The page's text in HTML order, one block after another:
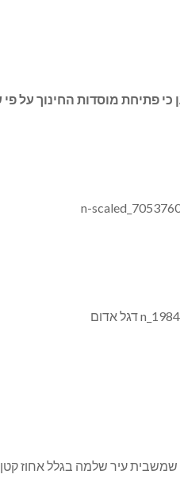
פתיחת מוסדות החינוך על
עיר שלמה בגלל אחוז